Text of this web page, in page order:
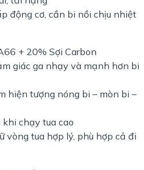
động cơ, cần bi nồi chịu nhiệt
+ 20% Sợi Carbon
giác ga nhạy và mạnh hơn bi
hiện tượng nóng bi – mòn bi –
chạy tua cao
vòng tua hợp lý, phù hợp cả đi